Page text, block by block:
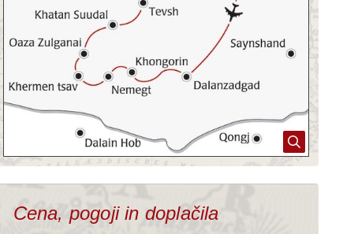
Cena, pogoji in doplačila